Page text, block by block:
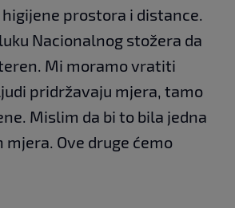
prostora i distance.
Nacionalnog stožera da
Mi moramo vratiti
pridržavaju mjera, tamo
Mislim da bi to bila jedna
Ove druge ćemo